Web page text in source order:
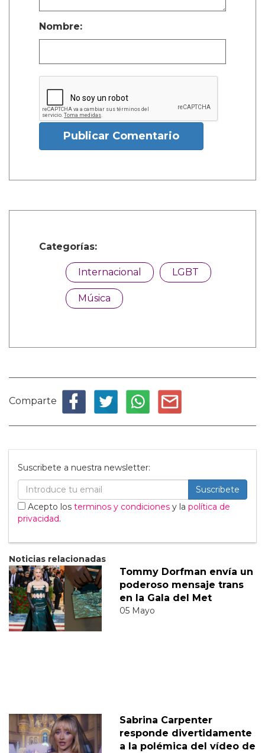
Nombre:
Publicar Comentario
Categorías:
Internacional LGBT
Música
Comparte
Suscribete a nuestra newsletter:
Suscribete
Acepto los terminos y condiciones y la política de
privacidad.
Noticias relacionadas
Tommy Dorfman envía un
poderoso mensaje trans
en la Gala del Met
05 Mayo
Sabrina Carpenter
responde divertidamente
a la polémica del vídeo de